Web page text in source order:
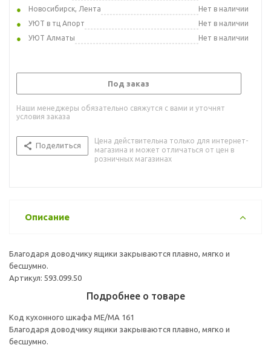
Новосибирск, Лента
Нет в наличии
УЮТ в тц Апорт
Нет в наличии
УЮТ Алматы
Нет в наличии
Под заказ
Наши менеджеры обязательно свяжутся с вами и уточнят
условия заказа
Поделиться
Цена действительна только для интернет-
магазина и может отличаться от цен в
розничных магазинах
Описание
Благодаря доводчику ящики закрываются плавно, мягко и
бесшумно.
Артикул: 593.099.50
Подробнее о товаре
Код кухонного шкафа ME/MA 161
Благодаря доводчику ящики закрываются плавно, мягко и
бесшумно.